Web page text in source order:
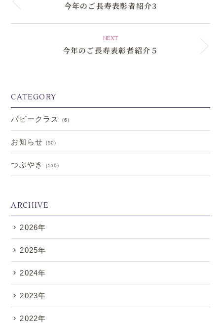
今年のご長寿表彰者紹介3
NEXT
今年のご長寿表彰者紹介５
CATEGORY
パピークラス （6）
お知らせ （50）
つぶやき （510）
ARCHIVE
2026年
2025年
2024年
2023年
2022年